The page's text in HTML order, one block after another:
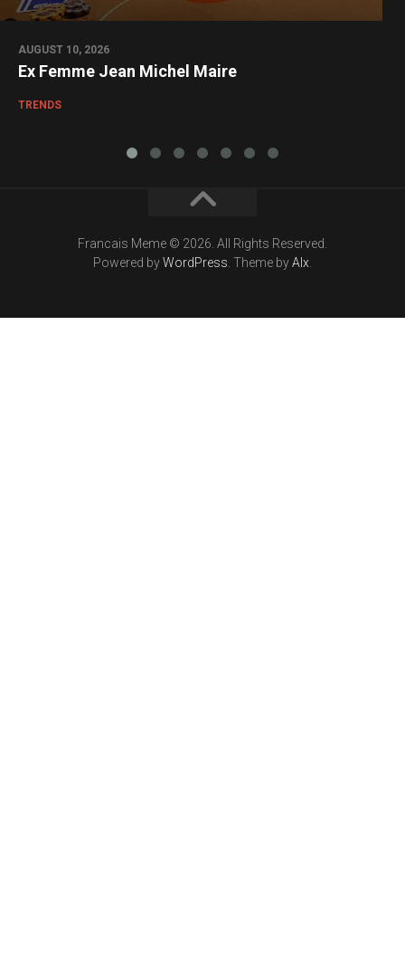
AUGUST 10, 2026
Ex Femme Jean Michel Maire
TRENDS
Francais Meme © 2026. All Rights Reserved.
Powered byWordPress. Theme byAlx.